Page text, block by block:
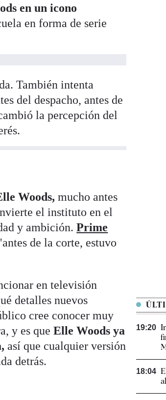
en un icono
en forma de serie
También intenta
del despacho, antes de
la percepción del
Woods,mucho antes
el instituto en el
y ambición.Prime
de la corte, estuvo
en televisión
detalles nuevos
cree conocer muy
y es queElle Woods ya
así que cualquier versión
detrás.
19:20
18:04